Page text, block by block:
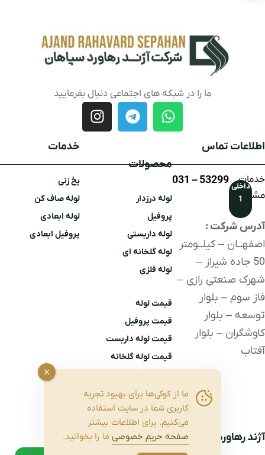
ما را در شبکه های اجتماعی دنبال بفرمایید
اطلاعات تماس
خدمات
مشتریان
داخلی
1
53299 – 031
آدرس شرکت :
اصفهــان – کیلــومتر
50 جاده شیراز –
شهرک صنعتی رازی –
فاز سوم – بلوار
توسعه – بلوار
کاوشگران – بلوار
آفتاب
محصولات
لوله درزدار
پروفیل
لوله داربستی
لوله گلخانه ای
لوله فلزی
قیمت لوله
قیمت پروفیل
قیمت لوله داربست
قیمت لوله گلخانه
خدمات
پخ زنی
لوله صاف کن
لوله ابعادی
پروفیل ابعادی
آژند رهاورد سپاهان
ما از کوکی‌ها برای بهبود تجربه
کاربری شما در سایت استفاده
می‌کنیم. برای اطلاعات بیشتر
صفحه حریم خصوصی ما را بخوانید.